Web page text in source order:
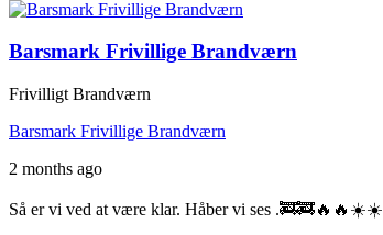
Barsmark Frivillige Brandværn
Frivilligt Brandværn
Barsmark Frivillige Brandværn
2 months ago
Så er vi ved at være klar. Håber vi ses .🚒🚒🔥🔥☀️☀️